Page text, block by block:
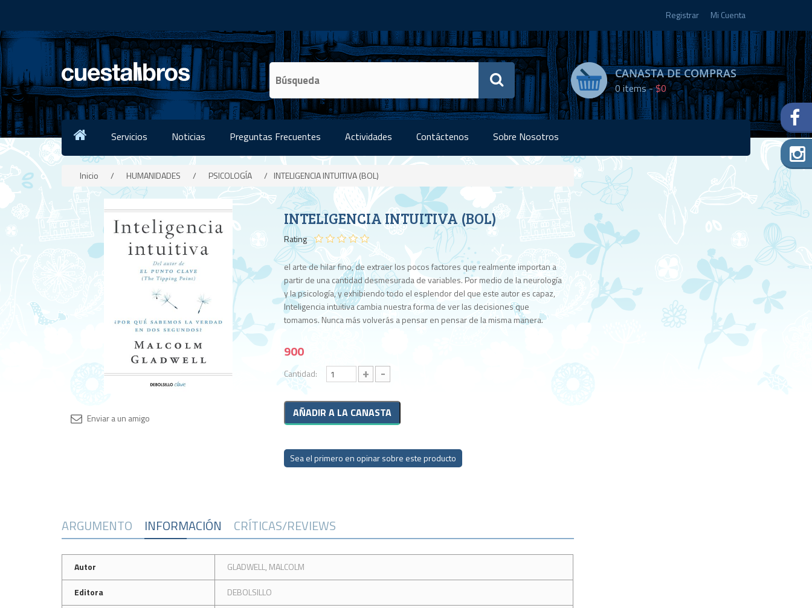
Registrar Mi Cuenta
CANASTA DE COMPRAS
0items -$0
Servicios Noticias Preguntas Frecuentes Actividades Contáctenos Sobre Nosotros
Inicio / HUMANIDADES / PSICOLOGÍA / INTELIGENCIA INTUITIVA (BOL)
INTELIGENCIA INTUITIVA (BOL)
Rating
el arte de hilar fino, de extraer los pocos factores que realmente importan a
partir de una cantidad desmesurada de variables. Por medio de la neurología
y la psicología, y exhibiendo todo el esplendor del que este autor es capaz,
Inteligencia intuitiva cambia nuestra forma de ver las decisiones que
tomamos. Nunca más volverás a pensar en pensar de la misma manera.
Disponibilidad:
stock
900
Cantidad: + -
Sea el primero en opinar sobre este producto
ARGUMENTO INFORMACIÓN CRÍTICAS/REVIEWS
Autor
GLADWELL, MALCOLM
Editora
DEBOLSILLO